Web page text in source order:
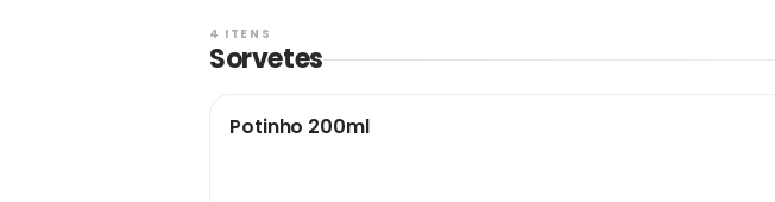
4 ITENS
Sorvetes
Potinho 200ml